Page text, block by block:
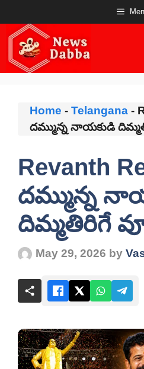
to
content
Home - Telangana -
దమ్మున్న నాయకుడి
Revanth
దమ్మున్న
దిమ్మతిరిగే
May 29, 2026 by